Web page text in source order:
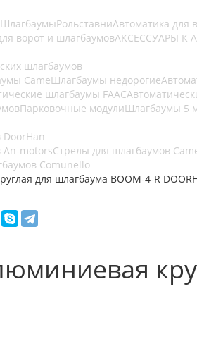
ШлагбаумыРольставниАвтоматика для
ворот и шлагбаумовАКСЕССУАРЫ К
шлагбаумов
CameШлагбаумы недорогие
шлагбаумы FAAC
Парковочные модулиШлагбаумы 5
An-motorsСтрелы для шлагбаумов
Comunello
для шлагбаума BOOM-4-R